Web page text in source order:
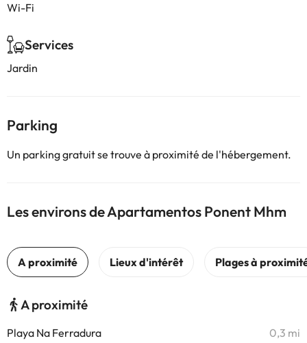
Wi-Fi
Services
Jardin
Parking
Un parking gratuit se trouve à proximité de l'hébergement.
Les environs de Apartamentos Ponent Mhm
A proximité
Playa Na Ferradura 0,3 mi